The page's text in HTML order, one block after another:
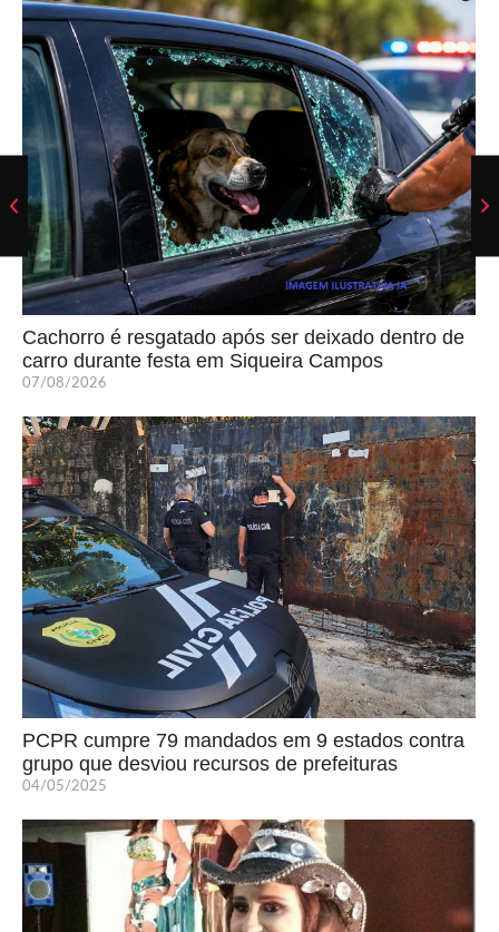
Cachorro é resgatado após ser deixado dentro de
carro durante festa em Siqueira Campos
07/08/2026
PCPR cumpre 79 mandados em 9 estados contra
grupo que desviou recursos de prefeituras
04/05/2025